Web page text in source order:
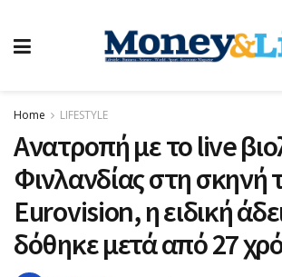
Home LIFESTYLE
Ανατροπή με το live
Φινλανδίας στη σκηνή
Eurovision, η ειδική
δόθηκε μετά από 27